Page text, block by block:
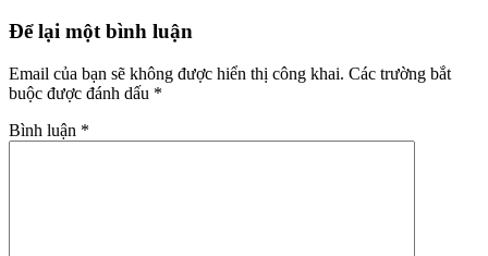
Để lại một bình luận
Email của bạn sẽ không được hiển thị công khai. Các trường bắt
buộc được đánh dấu *
Bình luận *